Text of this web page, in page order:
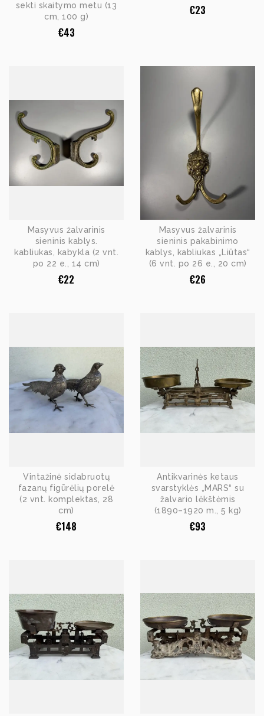
sekti skaitymo metu (13
cm, 100 g)
€43
€23
Masyvus žalvarinis
sieninis kablys.
kabliukas, kabykla (2 vnt.
po 22 e., 14 cm)
€22
Masyvus žalvarinis
sieninis pakabinimo
kablys, kabliukas „Liūtas“
(6 vnt. po 26 e., 20 cm)
€26
Vintažinė sidabruotų
fazanų figūrėlių porelė
(2 vnt. komplektas, 28
cm)
€148
Antikvarinės ketaus
svarstyklės „MARS“ su
žalvario lėkštėmis
(1890–1920 m., 5 kg)
€93